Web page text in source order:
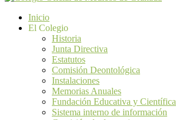
Inicio
El Colegio
Historia
Junta Directiva
Estatutos
Comisión Deontológica
Instalaciones
Memorias Anuales
Fundación Educativa y Científica
Sistema interno de información